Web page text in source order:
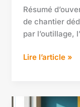
Résumé
de chantier
par l’outillage,
Lire l’article »
Découvrir